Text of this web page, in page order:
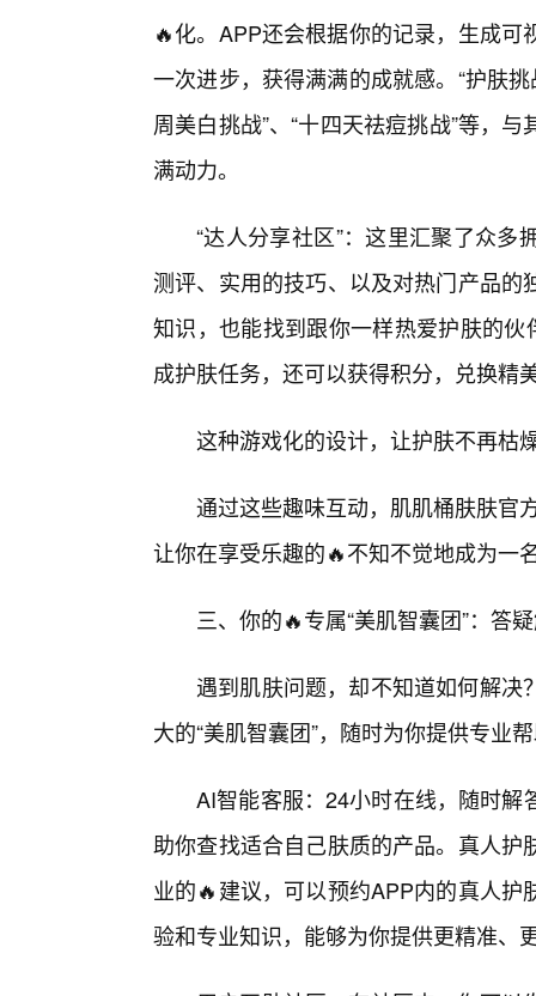
🔥化。APP还会根据你的记录，生成
一次进步，获得满满的成就感。“护肤
周美白挑战”、“十四天祛痘挑战”等，
满动力。
“达人分享社区”：这里汇聚了众
测评、实用的技巧、以及对热门产品
知识，也能找到跟你一样热爱护肤的
成护肤任务，还可以获得积分，兑换精
这种游戏化的设计，让护肤不再枯
通过这些趣味互动，肌肌桶肤肤官
让你在享受乐趣的🔥不知不觉地成为一
三、你的🔥专属“美肌智囊团”：答
遇到肌肤问题，却不知道如何解
大的“美肌智囊团”，随时为你提供专业
AI智能客服：24小时在线，随时
助你查找适合自己肤质的产品。真人
业的🔥建议，可以预约APP内的真人
验和专业知识，能够为你提供更精准、